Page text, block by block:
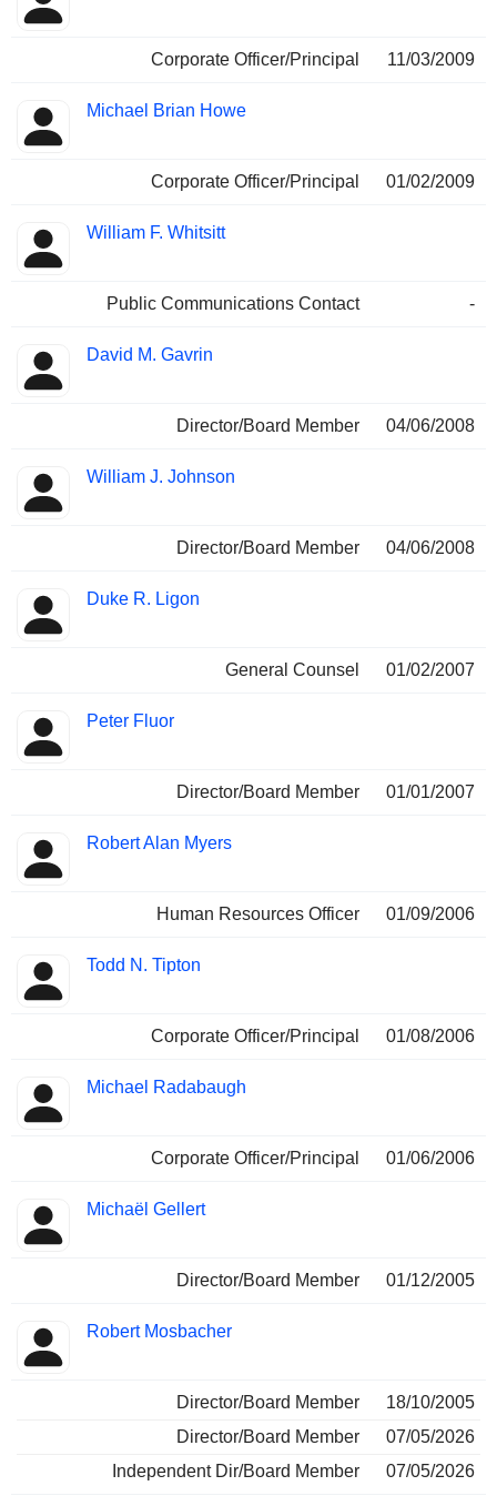
Corporate Officer/Principal 11/03/2009
Michael Brian Howe
Corporate Officer/Principal 01/02/2009
William F. Whitsitt
Public Communications Contact -
David M. Gavrin
Director/Board Member 04/06/2008
William J. Johnson
Director/Board Member 04/06/2008
Duke R. Ligon
General Counsel 01/02/2007
Peter Fluor
Director/Board Member 01/01/2007
Robert Alan Myers
Human Resources Officer 01/09/2006
Todd N. Tipton
Corporate Officer/Principal 01/08/2006
Michael Radabaugh
Corporate Officer/Principal 01/06/2006
Michaël Gellert
Director/Board Member 01/12/2005
Robert Mosbacher
Director/Board Member
18/10/2005
Director/Board Member
07/05/2026
Independent Dir/Board Member
07/05/2026